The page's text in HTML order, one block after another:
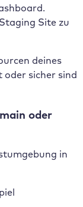
Site zu
deines
sicher sind
oder
in